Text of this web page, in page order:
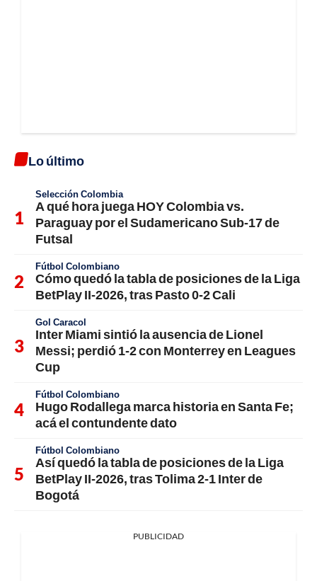
Lo último
Selección Colombia
A qué hora juega HOY Colombia vs.
Paraguay por el Sudamericano Sub-17 de
Futsal
Fútbol Colombiano
Cómo quedó la tabla de posiciones de la Liga
BetPlay II-2026, tras Pasto 0-2 Cali
Gol Caracol
Inter Miami sintió la ausencia de Lionel
Messi; perdió 1-2 con Monterrey en Leagues
Cup
Fútbol Colombiano
Hugo Rodallega marca historia en Santa Fe;
acá el contundente dato
Fútbol Colombiano
Así quedó la tabla de posiciones de la Liga
BetPlay II-2026, tras Tolima 2-1 Inter de
Bogotá
PUBLICIDAD